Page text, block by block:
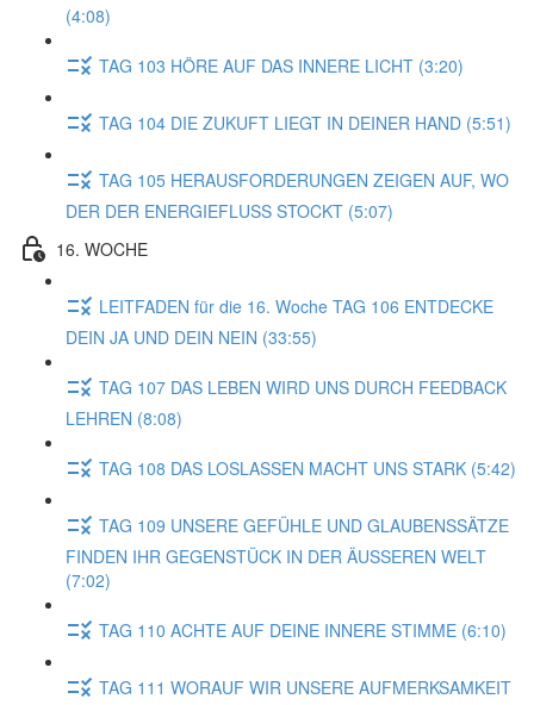
(4:08)
TAG 103 HÖRE AUF DAS INNERE LICHT (3:20)
TAG 104 DIE ZUKUFT LIEGT IN DEINER HAND (5:51)
TAG 105 HERAUSFORDERUNGEN ZEIGEN AUF, WO
DER DER ENERGIEFLUSS STOCKT (5:07)
16. WOCHE
LEITFADEN für die 16. Woche TAG 106 ENTDECKE
DEIN JA UND DEIN NEIN (33:55)
TAG 107 DAS LEBEN WIRD UNS DURCH FEEDBACK
LEHREN (8:08)
TAG 108 DAS LOSLASSEN MACHT UNS STARK (5:42)
TAG 109 UNSERE GEFÜHLE UND GLAUBENSSÄTZE
FINDEN IHR GEGENSTÜCK IN DER ÄUSSEREN WELT
(7:02)
TAG 110 ACHTE AUF DEINE INNERE STIMME (6:10)
TAG 111 WORAUF WIR UNSERE AUFMERKSAMKEIT